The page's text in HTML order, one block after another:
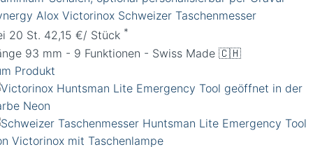
Alox Victorinox Schweizer Taschenmesser
20 St. 42,15 €/ Stück *
93 mm - 9 Funktionen - Swiss Made 🇨🇭
Produkt